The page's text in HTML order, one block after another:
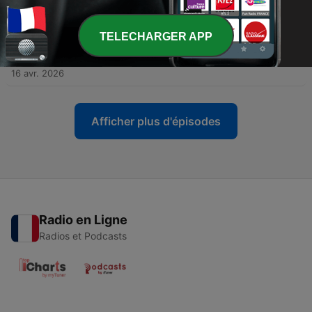
ma tombe"
13 mai 2026
54 - "Il y a des cauchemars qui vont te dire qu'il faut
grandir parfois"
16 avr. 2026
Afficher plus d'épisodes
Radio en Ligne
Radios et Podcasts
TELECHARGER APP